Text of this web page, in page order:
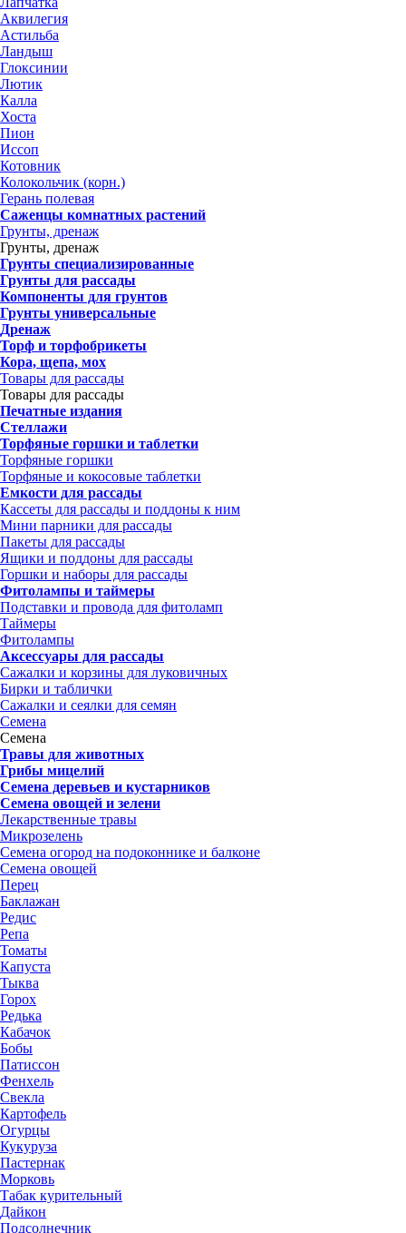
Аквилегия
Астильба
Ландыш
Глоксинии
Лютик
Калла
Хоста
Пион
Иссоп
Котовник
Колокольчик (корн.)
Герань полевая
Саженцы комнатных растений
Грунты, дренаж
Грунты, дренаж
Грунты специализированные
Грунты для рассады
Компоненты для грунтов
Грунты универсальные
Дренаж
Торф и торфобрикеты
Кора, щепа, мох
Товары для рассады
Товары для рассады
Печатные издания
Стеллажи
Торфяные горшки и таблетки
Торфяные горшки
Торфяные и кокосовые таблетки
Емкости для рассады
Кассеты для рассады и поддоны к ним
Мини парники для рассады
Пакеты для рассады
Ящики и поддоны для рассады
Горшки и наборы для рассады
Фитолампы и таймеры
Подставки и провода для фитоламп
Таймеры
Фитолампы
Аксессуары для рассады
Сажалки и корзины для луковичных
Бирки и таблички
Сажалки и сеялки для семян
Семена
Семена
Травы для животных
Грибы мицелий
Семена деревьев и кустарников
Семена овощей и зелени
Лекарственные травы
Микрозелень
Семена огород на подоконнике и балконе
Семена овощей
Перец
Баклажан
Редис
Репа
Томаты
Капуста
Тыква
Горох
Редька
Кабачок
Бобы
Патиссон
Фенхель
Свекла
Картофель
Огурцы
Кукуруза
Пастернак
Морковь
Табак курительный
Дайкон
Подсолнечник